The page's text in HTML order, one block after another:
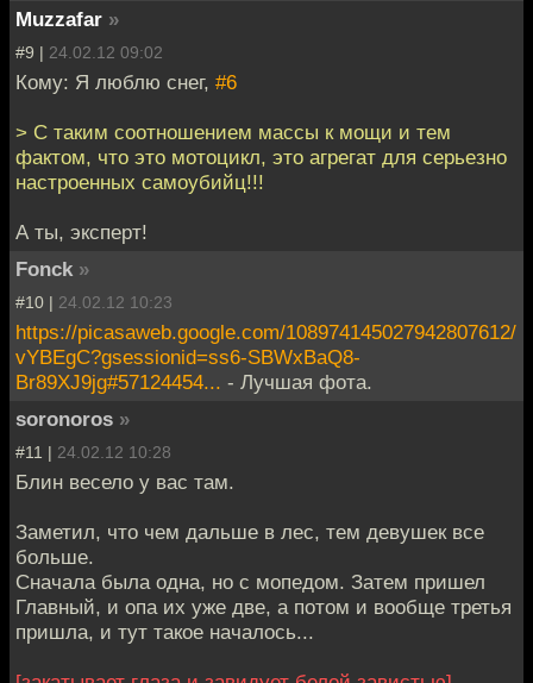
Muzzafar »
#9 | 24.02.12 09:02
Кому: Я люблю снег, #6
> С таким соотношением массы к мощи и тем
фактом, что это мотоцикл, это агрегат для серьезно
настроенных самоубийц!!!
А ты, эксперт!
Fonck »
#10 | 24.02.12 10:23
https://picasaweb.google.com/108974145027942807612/
vYBEgC?gsessionid=ss6-SBWxBaQ8-
Br89XJ9jg#57124454... - Лучшая фота.
soronoros »
#11 | 24.02.12 10:28
Блин весело у вас там.
Заметил, что чем дальше в лес, тем девушек все
больше.
Сначала была одна, но с мопедом. Затем пришел
Главный, и опа их уже две, а потом и вообще третья
пришла, и тут такое началось...